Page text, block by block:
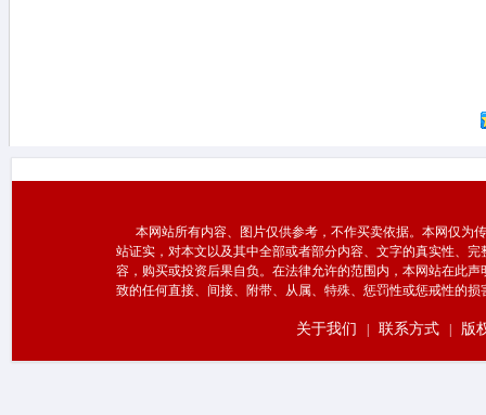
本网站所有内容、图片仅供参考，不作买卖依据。本网仅为
站证实，对本文以及其中全部或者部分内容、文字的真实性、
容，购买或投资后果自负。在法律允许的范围内，本网站在此
致的任何直接、间接、附带、从属、特殊、惩罚性或惩戒性的损
关于我们 联系方式 版